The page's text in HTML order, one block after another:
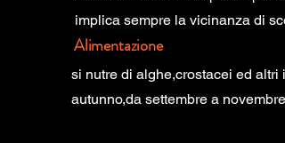
implica sempre la vicinanza di
Alimentazione
si nutre di alghe,crostacei ed
autunno,da settembre a